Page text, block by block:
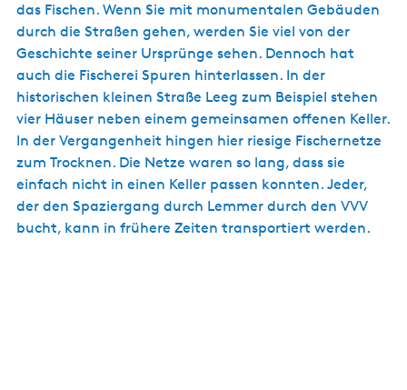
das Fischen. Wenn Sie mit monumentalen Gebäuden
durch die Straßen gehen, werden Sie viel von der
Geschichte seiner Ursprünge sehen. Dennoch hat
auch die Fischerei Spuren hinterlassen. In der
historischen kleinen Straße Leeg zum Beispiel stehen
vier Häuser neben einem gemeinsamen offenen Keller.
In der Vergangenheit hingen hier riesige Fischernetze
zum Trocknen. Die Netze waren so lang, dass sie
einfach nicht in einen Keller passen konnten. Jeder,
der den Spaziergang durch Lemmer durch den VVV
bucht, kann in frühere Zeiten transportiert werden.